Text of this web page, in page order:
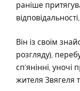
раніше
Він із своїм
розгляду),
сп’янінні,
жителя Звягеля